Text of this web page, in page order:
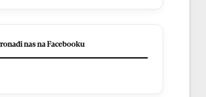
nas na Facebooku